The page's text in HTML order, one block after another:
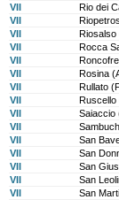
VII
Rio dei
VII
VII
Riosalso
VII
Rocca
VII
VII
Rosina
VII
Rullato
VII
Ruscello
VII
Saiaccio
VII
VII
San
VII
San
VII
San
VII
San
VII
San